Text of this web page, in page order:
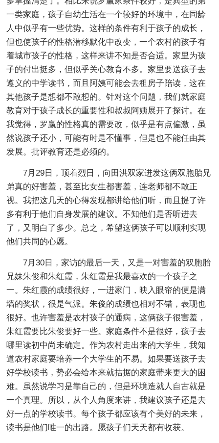
一类家庭，孩子自幼生活在一个较好的环境中，在同龄
人中似乎有一些优势。这样的条件有利于孩子的成长，
但也使孩子的性格潜移默化中改变，一个农村的孩子有
着城市孩子的性格，这样来讲不知是否合适。家里为孩
子的付出挺多，但似乎关心教育不多。家里要送孩子去
遵义的中学读书，而且阿姨可能会去租房子陪读，这在
其他孩子是想都不敢想的。针对这个问题，我们就家庭
教育对于孩子成长的重要性和叔叔阿姨展开了探讨。在
我觉得，罗赢的性格真的需要改，似乎是有点偏激，虽
然说孩子还小，可能有时是不懂事，但是也不能任由其
发展。批评教育还是必须的。
7月29日，顶着烈日，向田洪双家进发这俩双胞胎兄
弟真的好害羞，甚至比女生都害羞，连老师都不敢正
视。我把这几天的心得发现都讲给他们听，而且提了许
多有利于他们自身发展的建议。不知他们是否听进去
了，又明白了多少。总之，希望这俩孩子可以顺利实现
他们共同的心愿。
7月30日，家访的最后一天，又是一对害羞的双胞胎
兄妹朱俊和朱红霞，朱红霞是我最喜欢的一个孩子之
一。朱红霞的成绩很好，一进家门，映入眼帘的便是满
墙的奖状，很是气派。朱俊的成绩也相对不错，表现也
很好。也许害羞是农村孩子的通病，这俩孩子很害羞，
朱红霞要比朱俊要好一些。家庭条件不是很好，孩子去
哪里读初中尚未确定。作为农村走出来的大学生，我知
道农村家庭要培养一个大学生的不易。如果要送孩子去
好学校读书，势必会给本来就拮据的家庭带来更大的困
难。虽然说学习是靠自己的，但是环境造就人自古就是
一个真理。所以，从个人角度来讲，我建议孩子还是去
好一点的学校读书。每个孩子都应该有个美好的未来，
读书是他们唯一的出路。愿孩子们天天都有收获。